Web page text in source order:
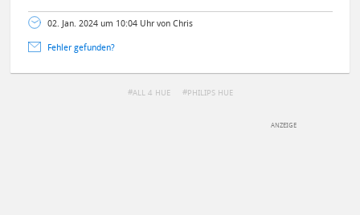
02. Jan. 2024 um 10:04 Uhr von Chris
Fehler gefunden?
ALL 4 HUE PHILIPS HUE